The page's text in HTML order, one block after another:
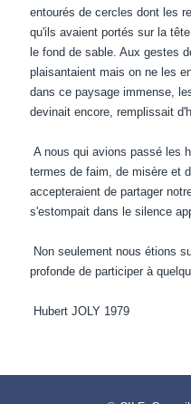
entourés de cercles dont les
qu'ils avaient portés sur la
le fond de sable. Aux gestes
plaisantaient mais on ne les
dans ce paysage immense,
devinait encore, remplissait
A nous qui avions passé les
termes de faim, de misère et
accepteraient de partager
s'estompait dans le silence
Non seulement nous étions
profonde de participer à
Hubert JOLY 1979